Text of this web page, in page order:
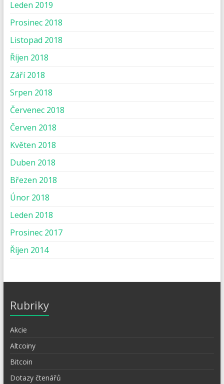
Leden 2019
Prosinec 2018
Listopad 2018
Říjen 2018
Září 2018
Srpen 2018
Červenec 2018
Červen 2018
Květen 2018
Duben 2018
Březen 2018
Únor 2018
Leden 2018
Prosinec 2017
Říjen 2014
Rubriky
Akcie
Altcoiny
Bitcoin
Dotazy čtenářů